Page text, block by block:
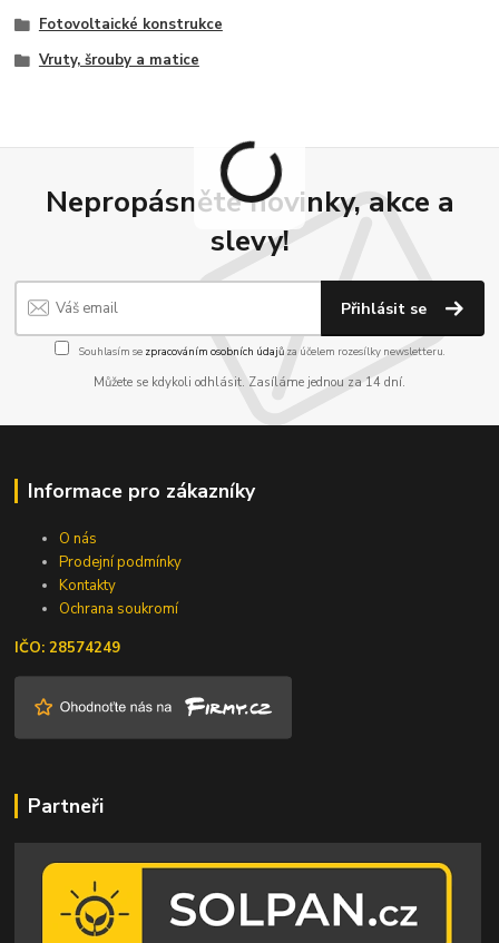
Fotovoltaické konstrukce
Vruty, šrouby a matice
Nepropásněte novinky, akce a
slevy!
Přihlásit se
Souhlasím se zpracováním osobních údajůza účelem rozesílky newsletteru.
Můžete se kdykoli odhlásit. Zasíláme jednou za 14 dní.
Informace pro zákazníky
O nás
Prodejní podmínky
Kontakty
Ochrana soukromí
IČO: 28574249
Partneři